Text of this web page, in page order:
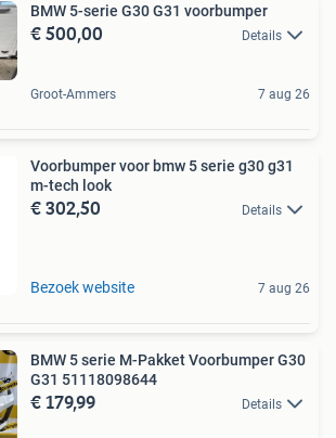
BMW 5-serie G30 G31 voorbumper
€ 500,00 Details
Groot-Ammers 7 aug 26
Voorbumper voor bmw 5 serie g30 g31
m-tech look
€ 302,50 Details
Bezoek website 7 aug 26
BMW 5 serie M-Pakket Voorbumper G30
G31 51118098644
€ 179,99 Details